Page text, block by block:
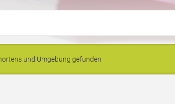
und Umgebung gefunden